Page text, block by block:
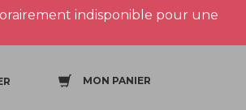
indisponible pour une
MON PANIER